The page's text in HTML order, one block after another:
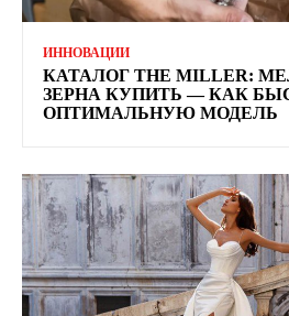
ИННОВАЦИИ
КАТАЛОГ THE MILLER:
ЗЕРНА КУПИТЬ — КАК
ОПТИМАЛЬНУЮ МОДЕЛЬ